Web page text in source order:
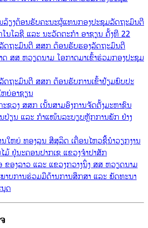
ລ້ຽງຕ້ອນຮັບຄະນະຜູ້ແທນກອງປະຊຸມລັດຖະມົນຕີ
ໂນໂລຊີ ແລະ ນະວັດຕະກໍາ ອາຊຽນ ຄັ້ງທີ 22
ດຖະມົນຕີ ສສກ ຕ້ອນຮັບຮອງລັດຖະມົນຕີ
ດ ສສ ຫວຽດນາມ ໂອກາດມາເຂົ້າຮ່ວມກອງປະຊຸມ
ດຖະມົນຕີ ສສກ ຕ້ອນຮັບການເຂົ້າຢ້ຽມພົບປະ
ຍ່ອາຊຽນ
ຊວງ ສສກ ເນັ້ນສາມອົງການຈັດຕັ້ງມະຫາຊົນ
ປ່ຽນ ແລະ ກຳແໜ້ນລະບຽບຫຼັກການພັກ ຢ່າງ
ນໃຫຍ່ ທອງລຸນ ສີສຸລິດ ເຄື່ອນໄຫວຊີ້ນຳວຽກງານ
ຢູ່ນະຄອນປາກເຊ ແຂວງຈຳປາສັກ
ຂອງລາວ ແລະ ແຂວງກວາງນິ່ງ ສສ ຫວຽດນາມ
າບການຮ່ວມມືດ້ານການສຶກສາ ແລະ ພັດທະນາ
ດ